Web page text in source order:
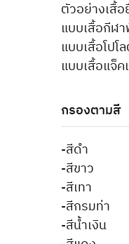
ตัวอย่างเสื้
แบบเสื้อกีฬ
แบบเสื้อโป
แบบเสื้อแจ็ค
กรองตามสี
-สีดำ
-สีขาว
-สีเทา
-สีกรมท่า
-สีน้ำเงิน